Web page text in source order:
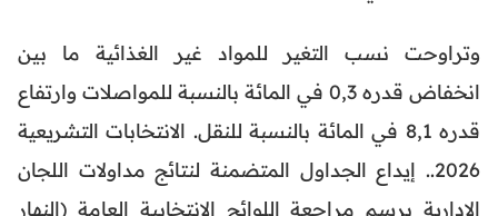
وتراوحت نسب التغير للمواد غير الغذائية ما بين
انخفاض قدره 0,3 في المائة بالنسبة للمواصلات وارتفاع
قدره 8,1 في المائة بالنسبة للنقل. الانتخابات التشريعية
2026.. إيداع الجداول المتضمنة لنتائج مداولات اللجان
الإدارية برسم مراجعة اللوائح الانتخابية العامة (النهار